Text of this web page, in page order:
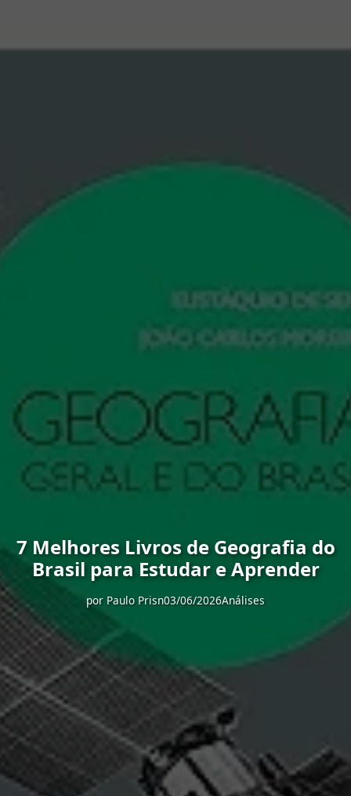
7 Melhores Livros de Geografia do
Brasil para Estudar e Aprender
por Paulo Prisn03/06/2026Análises